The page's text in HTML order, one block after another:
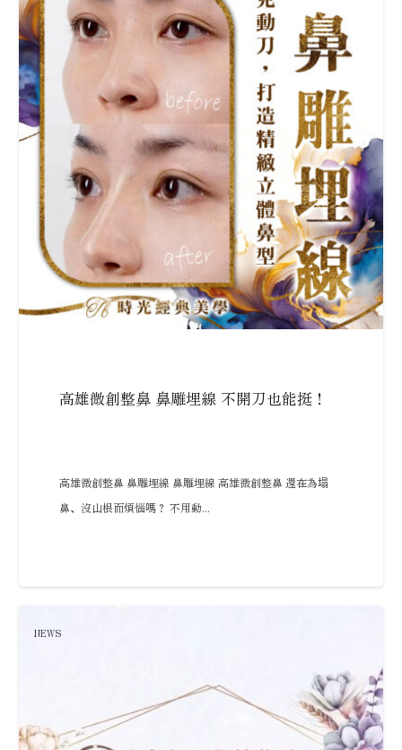
高雄微創整鼻 鼻雕埋線 不開刀也能挺！
高雄微創整鼻 鼻雕埋線 鼻雕埋線 高雄微創整鼻 還在為塌
鼻、沒山根而煩惱嗎？ 不用動...
NEWS